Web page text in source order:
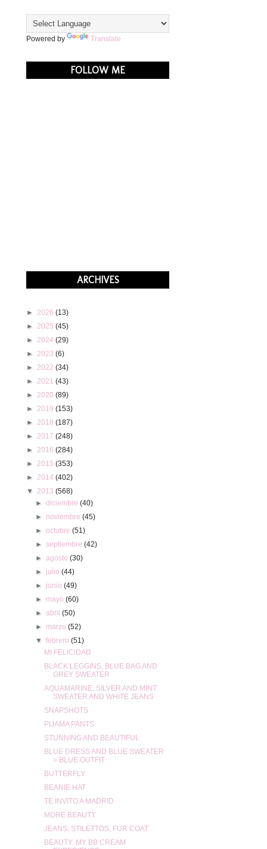
Powered by Translate
FOLLOW ME
ARCHIVES
► 2026(13)
► 2025(45)
► 2024(29)
► 2023(6)
► 2022(34)
► 2021(43)
► 2020(89)
► 2019(153)
► 2018(187)
► 2017(248)
► 2016(284)
► 2015(353)
► 2014(402)
▼ 2013(568)
► diciembre (40)
► noviembre (45)
► octubre (51)
► septiembre (42)
► agosto (30)
► julio (44)
► junio (49)
► mayo (60)
► abril (50)
► marzo (52)
▼ febrero (51)
MI FELICIDAD
BLACK LEGGINS, BLUE BAG AND
GREY SWEATER
AQUAMARINE, SILVER AND MINT
SWEATER AND WHITE JEANS
SNAPSHOTS
PIJAMA PANTS
STUNNING AND BEAUTIFUL
BLUE DRESS AND BLUE SWEATER
= BLUE OUTFIT
BUTTERFLY
BEANIE HAT
TE INVITO A MADRID
MORE BEAUTY
JEANS, STILETTOS, FUR COAT
BEAUTY: MY BB CREAM